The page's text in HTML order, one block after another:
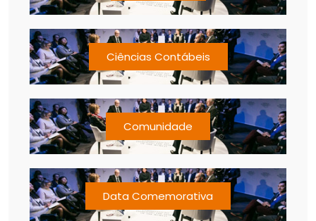
Ciências Contábeis
Comunidade
Data Comemorativa